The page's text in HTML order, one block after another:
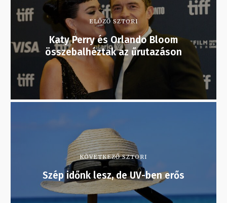
ELŐZŐ SZTORI
Katy Perry és Orlando Bloom
összebalhéztak az űrutazáson
KÖVETKEZŐ SZTORI
Szép időnk lesz, de UV-ben erős